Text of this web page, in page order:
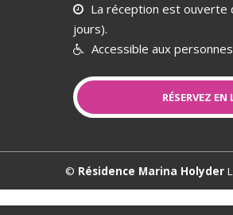
La réception est ouverte
jours).
Accessible aux
RÉSERVEZ EN
© Résidence Marina Holyder